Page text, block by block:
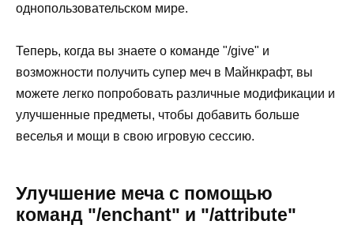
однопользовательском мире.
Теперь, когда вы знаете о команде "/give" и
возможности получить супер меч в Майнкрафт, вы
можете легко попробовать различные модификации и
улучшенные предметы, чтобы добавить больше
веселья и мощи в свою игровую сессию.
Улучшение меча с помощью
команд "/enchant" и "/attribute"